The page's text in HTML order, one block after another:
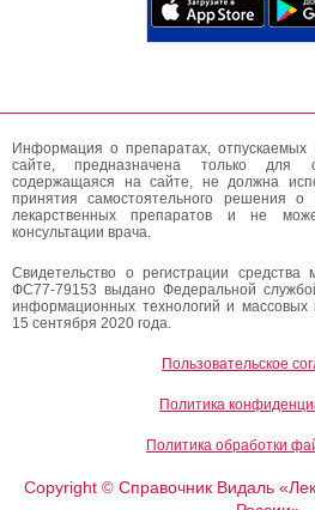
Информация о препаратах,
сайте, предназначена только для
содержащаяся на сайте, не должна
принятия самостоятельного решения о
лекарственных препаратов и не
консультации врача.
Свидетельство о регистрации
ФС77-79153 выдано Федеральной
информационных технологий и массовых
15 сентября 2020 года.
Пользовательское
Политика
Политика обработки
Copyright ©Справочник Видаль